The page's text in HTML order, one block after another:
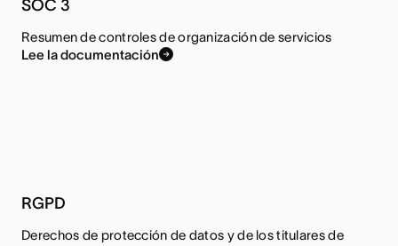
SOC 3
Resumen de controles de organización de servicios
Lee la documentación
RGPD
Derechos de protección de datos y de los titulares de